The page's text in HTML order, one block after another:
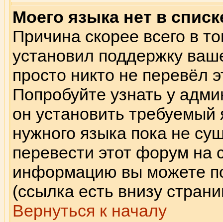
Моего языка нет в
Причина скорее всего в
установил поддержку
просто никто не перевёл
Попробуйте узнать у
он установить
нужного языка пока не
перевести этот форум на
информацию вы можете
(ссылка есть внизу
Вернуться к началу